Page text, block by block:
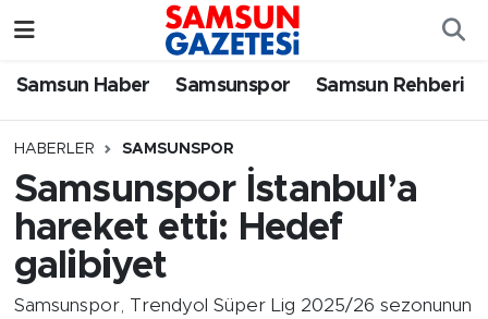
Samsun Haber Samsunspor Samsun Rehberi
HABERLER SAMSUNSPOR
Samsunspor İstanbul’a
hareket etti: Hedef
galibiyet
Samsunspor, Trendyol Süper Lig 2025/26 sezonunun
Samsun Haber
Samsun Rehberi
Resmi İlanlar
Samsun Nöbetçi Eczaneler
SAMSUN Namaz Vakitleri
Samsun Trafik Yoğunluk Haritası
Süper Lig Puan Durumu ve Fikstür